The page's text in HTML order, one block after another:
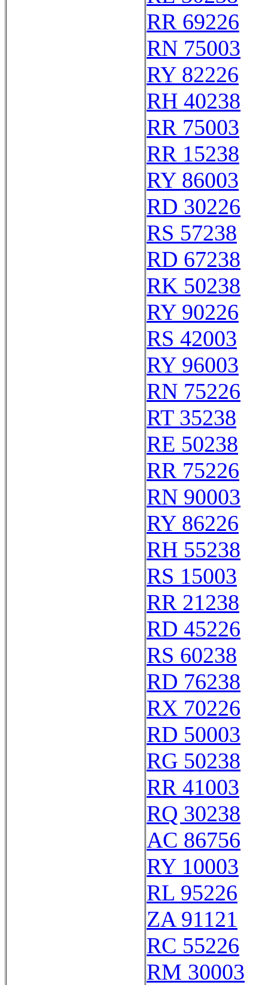
RR 69226
RN 75003
RY 82226
RH 40238
RR 75003
RR 15238
RY 86003
RD 30226
RS 57238
RD 67238
RK 50238
RY 90226
RS 42003
RY 96003
RN 75226
RT 35238
RE 50238
RR 75226
RN 90003
RY 86226
RH 55238
RS 15003
RR 21238
RD 45226
RS 60238
RD 76238
RX 70226
RD 50003
RG 50238
RR 41003
RQ 30238
AC 86756
RY 10003
RL 95226
ZA 91121
RC 55226
RM 30003